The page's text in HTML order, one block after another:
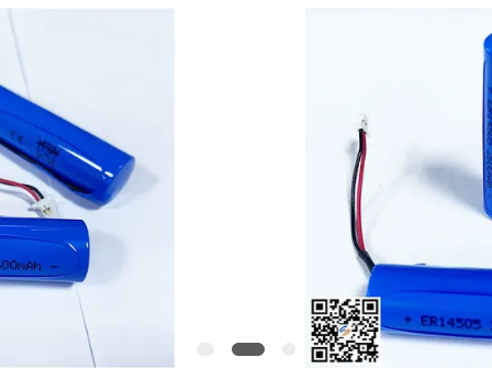
SITEMAP
PRIVACY
POLICY